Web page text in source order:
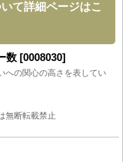
て詳細ページはこ
数 [0008030]
への関心の高さを表してい
無断転載禁止